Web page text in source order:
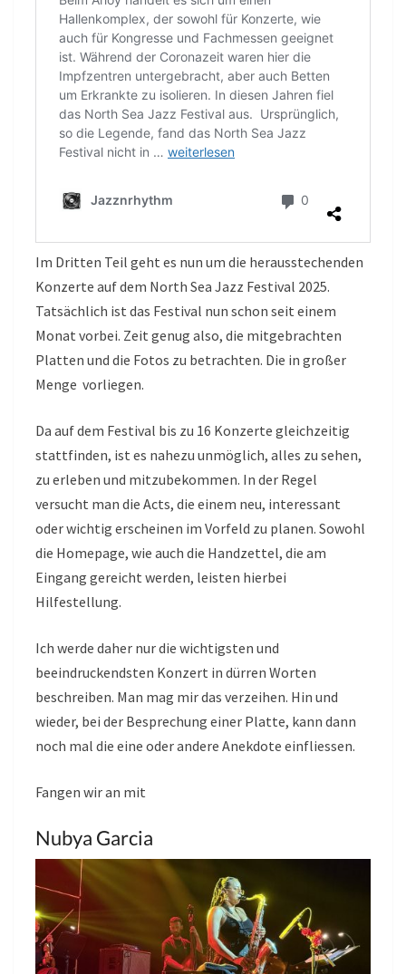
Im Dritten Teil geht es nun um die herausstechenden
Konzerte auf dem North Sea Jazz Festival 2025.
Tatsächlich ist das Festival nun schon seit einem
Monat vorbei. Zeit genug also, die mitgebrachten
Platten und die Fotos zu betrachten. Die in großer
Menge vorliegen.
Da auf dem Festival bis zu 16 Konzerte gleichzeitig
stattfinden, ist es nahezu unmöglich, alles zu sehen,
zu erleben und mitzubekommen. In der Regel
versucht man die Acts, die einem neu, interessant
oder wichtig erscheinen im Vorfeld zu planen. Sowohl
die Homepage, wie auch die Handzettel, die am
Eingang gereicht werden, leisten hierbei
Hilfestellung.
Ich werde daher nur die wichtigsten und
beeindruckendsten Konzert in dürren Worten
beschreiben. Man mag mir das verzeihen. Hin und
wieder, bei der Besprechung einer Platte, kann dann
noch mal die eine oder andere Anekdote einfliessen.
Fangen wir an mit
Nubya Garcia